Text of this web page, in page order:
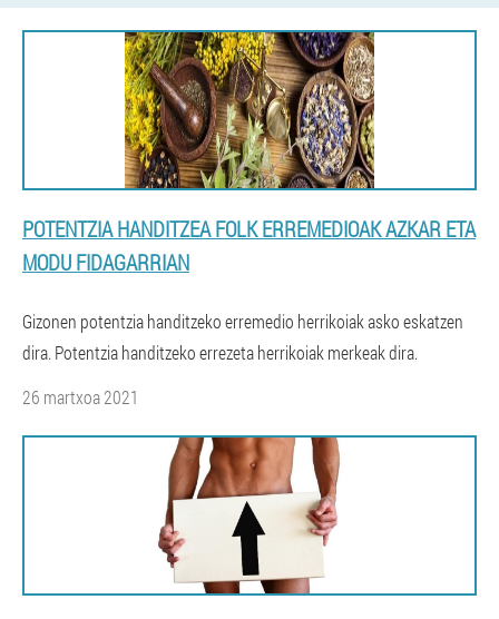
POTENTZIA HANDITZEA FOLK ERREMEDIOAK AZKAR ETA
MODU FIDAGARRIAN
Gizonen potentzia handitzeko erremedio herrikoiak asko eskatzen
dira. Potentzia handitzeko errezeta herrikoiak merkeak dira.
26 martxoa 2021